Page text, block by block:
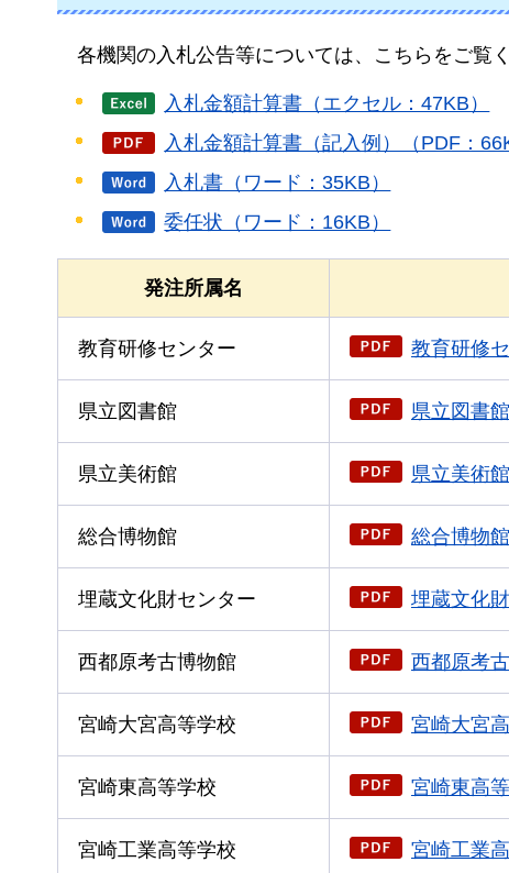
各機関の入札公告等については、こちらをご覧く
入札金額計算書（エクセル：47KB）
入札金額計算書（記入例）（PDF：
入札書（ワード：35KB）
委任状（ワード：16KB）
発注所属名
教育研修センター 教育研修
県立図書館 県立図書
県立美術館 県立美術
総合博物館 総合博物
埋蔵文化財センター 埋蔵文化
西都原考古博物館 西都原考
宮崎大宮高等学校 宮崎大宮
宮崎東高等学校 宮崎東高
宮崎工業高等学校 宮崎工業